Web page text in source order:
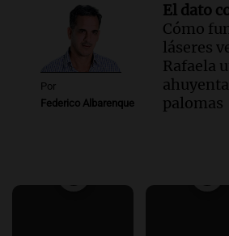
Por
Federico Albarenque
El dato
Cómo
láseres
Rafaela
palomas